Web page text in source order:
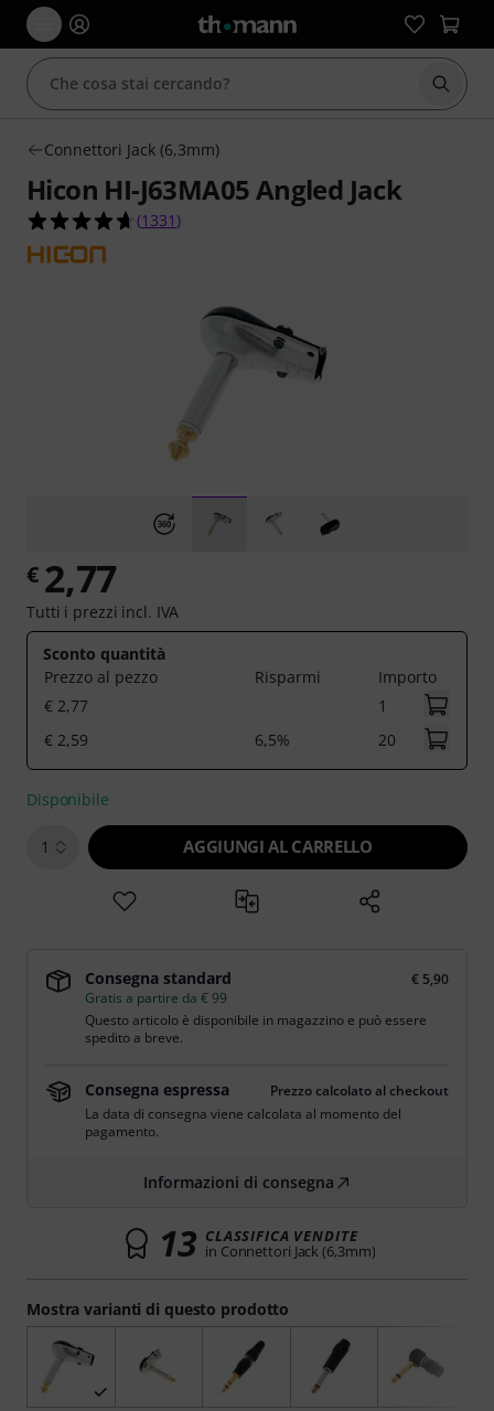
Connettori Jack (6,3mm)
Hicon HI-J63MA05 Angled Jack
4.6 su 5 stelle su 1331 valutazioni dei clienti
(1331 )
Mostra varianti di questo prodotto
€ 2,77
Tutti i prezzi incl. IVA
Sconto quantità
Prezzo al pezzo
Risparmi
Importo
€ 2,77
1
€ 2,59
6,5% 20
Disponibile
1 AGGIUNGI AL CARRELLO
Consegna standard
€ 5,90
Gratis a partire da € 99
Questo articolo è disponibile in magazzino e può essere
spedito a breve.
Consegna espressa
Prezzo calcolato al checkout
La data di consegna viene calcolata al momento del
pagamento.
Informazioni di consegna
13 CLASSIFICA VENDITE
in Connettori Jack (6,3mm)